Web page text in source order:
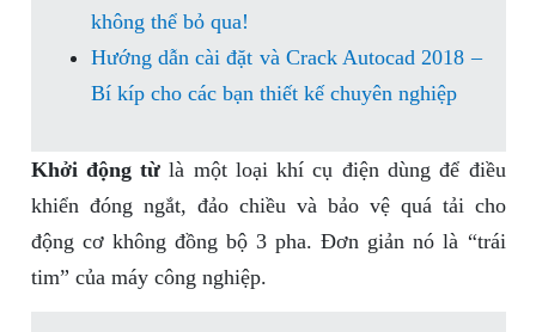
không thể bỏ qua!
Hướng dẫn cài đặt và Crack Autocad 2018 –
Bí kíp cho các bạn thiết kế chuyên nghiệp
Khởi động từ là một loại khí cụ điện dùng để điều
khiển đóng ngắt, đảo chiều và bảo vệ quá tải cho
động cơ không đồng bộ 3 pha. Đơn giản nó là “trái
tim” của máy công nghiệp.